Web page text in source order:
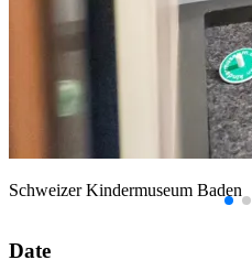
Schweizer Kindermuseum Baden
Date